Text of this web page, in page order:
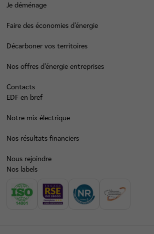
Je déménage
Faire des économies d’énergie
Décarboner vos territoires
Nos offres d’énergie entreprises
Contacts
EDF en bref
Notre mix électrique
Nos résultats financiers
Nous rejoindre
Nos labels